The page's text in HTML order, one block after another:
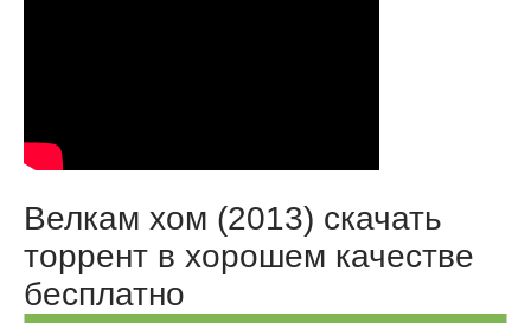
Велкам хом (2013) скачать
торрент в хорошем качестве
бесплатно